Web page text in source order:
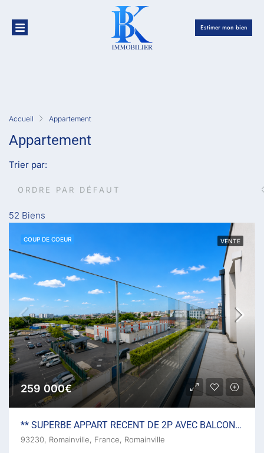
Estimer mon bien
Accueil Appartement
Appartement
52 Biens
Trier par:
ORDRE PAR DÉFAUT
COUP DE COEUR VENTE
259 000€
** SUPERBE APPART RECENT DE 2P AVEC BALCON **
93230, Romainville, France, Romainville